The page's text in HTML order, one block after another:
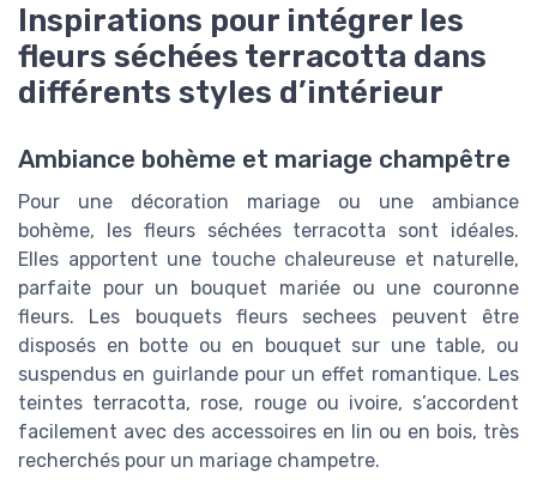
Inspirations pour intégrer les
fleurs séchées terracotta dans
différents styles d’intérieur
Ambiance bohème et mariage champêtre
Pour une décoration mariage ou une ambiance
bohème, les fleurs séchées terracotta sont idéales.
Elles apportent une touche chaleureuse et naturelle,
parfaite pour un bouquet mariée ou une couronne
fleurs. Les bouquets fleurs sechees peuvent être
disposés en botte ou en bouquet sur une table, ou
suspendus en guirlande pour un effet romantique. Les
teintes terracotta, rose, rouge ou ivoire, s’accordent
facilement avec des accessoires en lin ou en bois, très
recherchés pour un mariage champetre.